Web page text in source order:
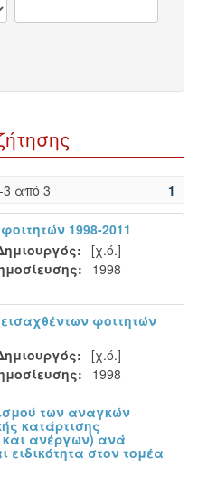
3 από 3 1
1998-2011
[χ.ό.]
1998
φοιτητών
[χ.ό.]
1998
των αναγκών
κατάρτισης
ανέργων) ανά
ειδικότητα στον τομέα